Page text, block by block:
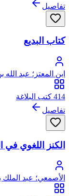
تفاصيل
كتاب البديع
ابن المعتز؛ عبد
ابن الرشيد العباسي،
414 كتب البلاغة
تفاصيل
الكنز اللغوي في
الأصمعي؛ عبد
الأصمعي